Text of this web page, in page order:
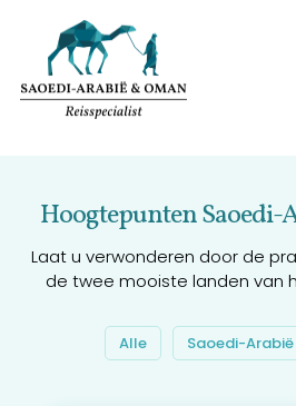
Hoogtepunten Saoedi-
Laat u verwonderen door de
de twee mooiste landen van
Alle Saoedi-Arabië